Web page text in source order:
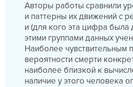
Авторы работы сравнили
и паттерны их движений с
и (для кого эта цифра
этими группами данных
Наиболее чувствительным
вероятности смерти
наиболее близкой к
наличие у этого человека